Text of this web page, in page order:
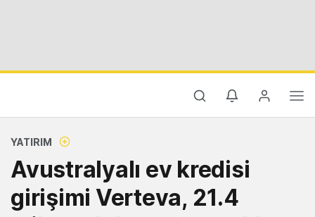
YATIRIM
Avustralyalı ev kredisi
girişimi Verteva, 21.4